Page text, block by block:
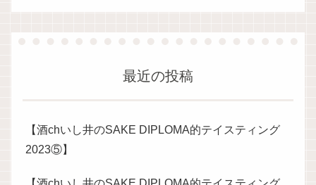
最近の投稿
【酒chいし井のSAKE DIPLOMA的テイスティング
2023⑤】